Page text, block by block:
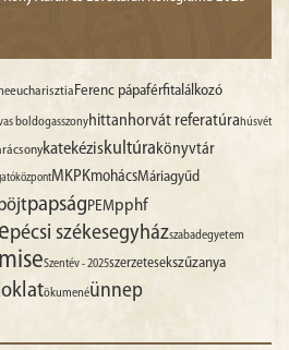
eucharisztia Ferenc pápaférfitalálkozó
boldogasszonyhittanhorvát referatúrahúsvét
katekéziskultúra könyvtár
MKPKmohácsMáriagyűd
papságPEMpphf
pécsi székesegyházszabadegyetem
Szentév - 2025szerzetesekszűzanya
ökumenéünnep